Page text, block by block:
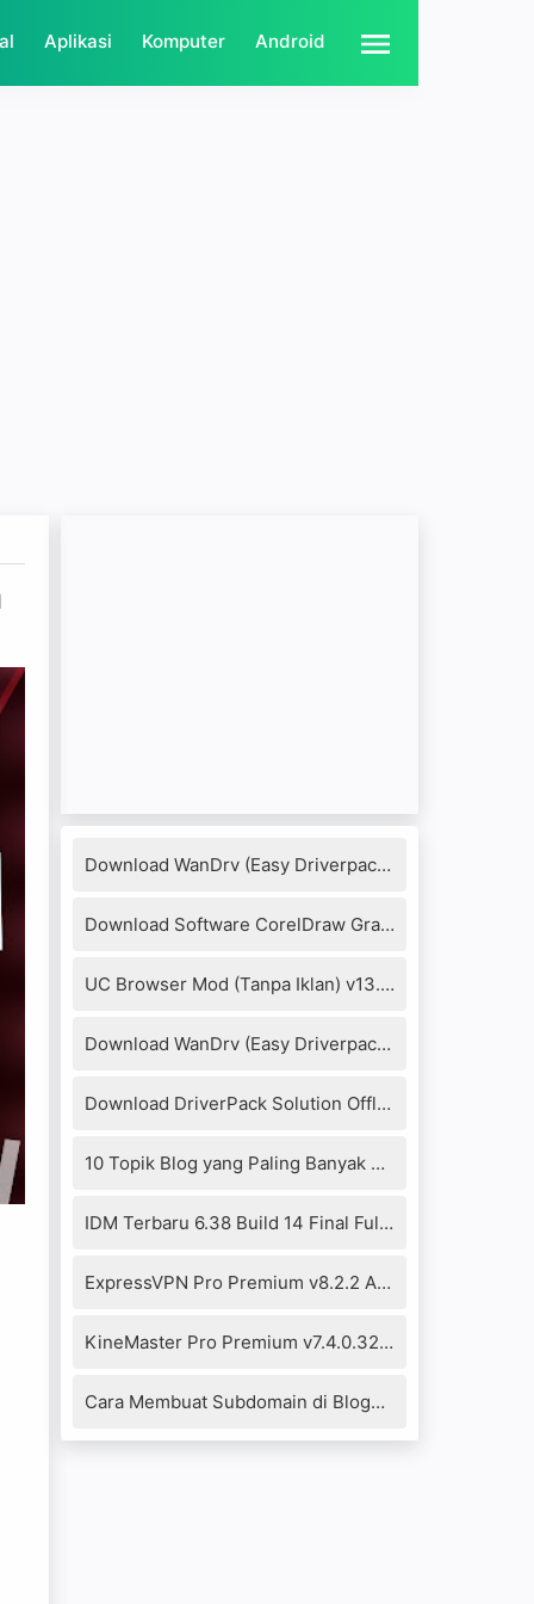
Aplikasi Komputer Android
Download WanDrv (Easy Driverpack) 7.17.1218.3 Full Version
Download Software CorelDraw Graphics Suite X8 + Keygen
UC Browser Mod (Tanpa Iklan) v13.4.0.1306 Apk
Download WanDrv (Easy Driverpack) 6.6.2016.0114
Download DriverPack Solution Offline 17.10.14-20104 Full Version
10 Topik Blog yang Paling Banyak Dikunjungi 2021
IDM Terbaru 6.38 Build 14 Final Full Crack+Patch Fixed
ExpressVPN Pro Premium v8.2.2 Apk
KineMaster Pro Premium v7.4.0.32290.GP Mod Apk (No Watermark)
Cara Membuat Subdomain di Blogger Blogspot dengan mudah